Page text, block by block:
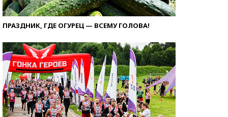
ПРАЗДНИК, ГДЕ ОГУРЕЦ — ВСЕМУ ГОЛОВА!